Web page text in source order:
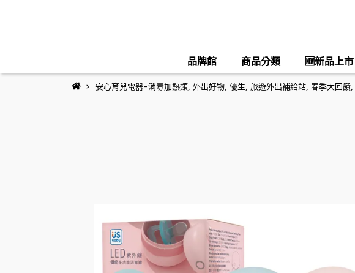
品牌館 商品分類 🆕新品上市
安心育兒電器-消毒加熱類, 外出好物, 優生 旅遊外出補給站, 春季大回饋,